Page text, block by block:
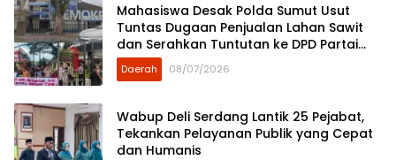
Mahasiswa Desak Polda Sumut Usut
Tuntas Dugaan Penjualan Lahan Sawit
dan Serahkan Tuntutan ke DPD Partai
Demokrat Sumut
Daerah 08/07/2026
Wabup Deli Serdang Lantik 25 Pejabat,
Tekankan Pelayanan Publik yang Cepat
dan Humanis